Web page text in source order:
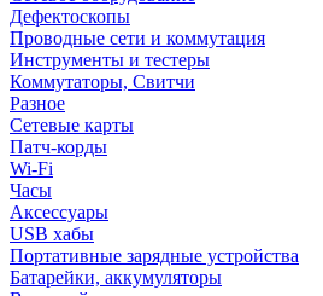
Дефектоскопы
Проводные сети и коммутация
Инструменты и тестеры
Коммутаторы, Свитчи
Разное
Сетевые карты
Патч-корды
Wi-Fi
Часы
Аксессуары
USB хабы
Портативные зарядные устройства
Батарейки, аккумуляторы